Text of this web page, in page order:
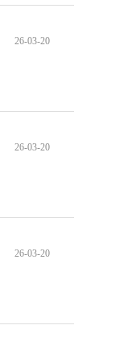
26-03-20
26-03-20
26-03-20